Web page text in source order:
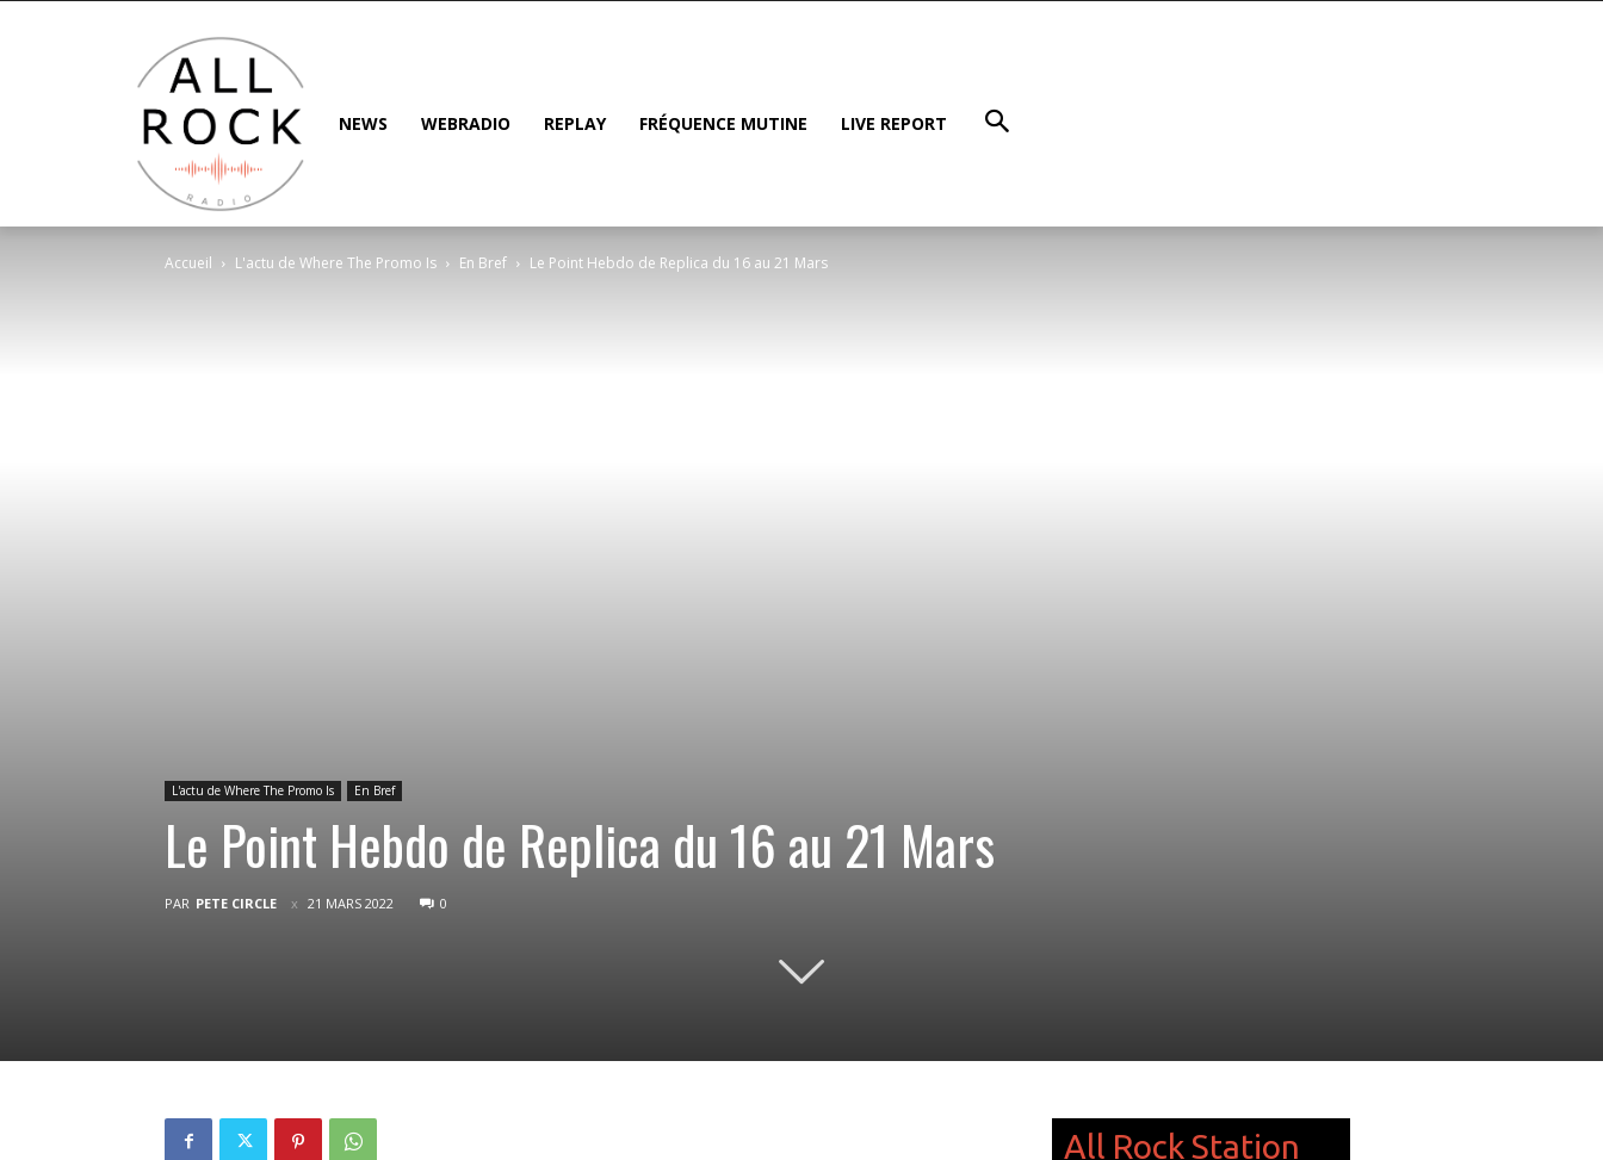
NEWS WEBRADIO REPLAY FRÉQUENCE MUTINE LIVE REPORT
Accueil L'actu de Where The Promo Is En Bref Le Point Hebdo de Replica du 16 au 21 Mars
L'actu de Where The Promo Is En Bref
Le Point Hebdo de Replica du 16 au 21 Mars
PAR PETE CIRCLE 21 MARS 2022 0